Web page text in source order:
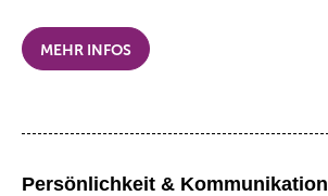
MEHR INFOS
Persönlichkeit & Kommunikation